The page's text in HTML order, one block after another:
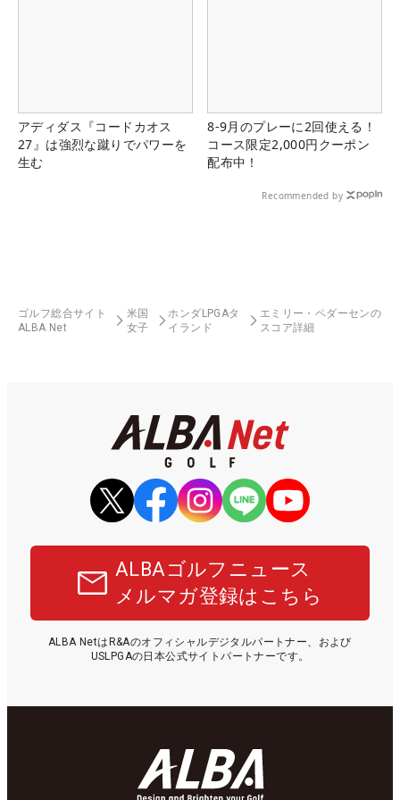
アディダス『コードカオス
27』は強烈な蹴りでパワーを
生む
8-9月のプレーに2回使える！
コース限定2,000円クーポン
配布中！
Recommended by
ゴルフ総合サイト
ALBA Net
米国
女子
ホンダLPGAタ
イランド
エミリー・ペダーセンの
スコア詳細
ALBAゴルフニュース
メルマガ登録はこちら
ALBA NetはR&Aのオフィシャルデジタルパートナー、および
USLPGAの日本公式サイトパートナーです。